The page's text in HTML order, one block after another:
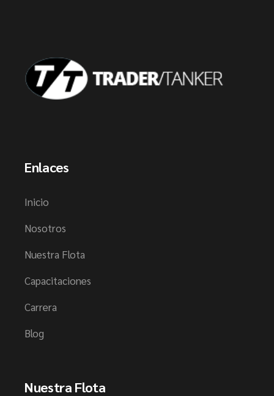
Enlaces
Inicio
Nosotros
Nuestra Flota
Capacitaciones
Carrera
Blog
Nuestra Flota